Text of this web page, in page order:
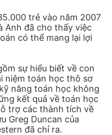
trẻ vào năm 2007
Anh đã cho thấy việc
có thể mang lại lợi
sự hiểu biết về con
niệm toán học thô sơ
năng toán học không
kết quả về toán học
trợ các thành tích về
Greg Duncan của
đã chỉ ra.